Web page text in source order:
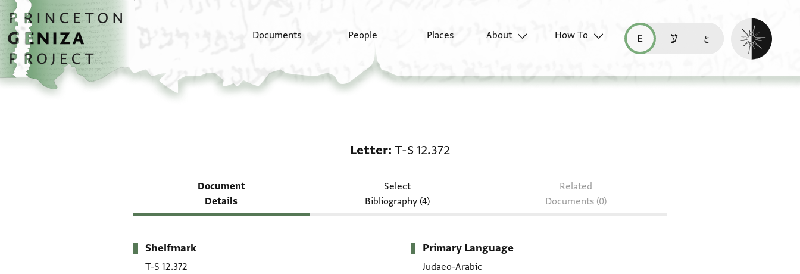
Skip to main content
home
Documents People Places About
How To
read this page in English (en)
קריאת העמוד ב-עברית (he)
Enable dark
Letter T-S 12.372
Document
Details
Select
Bibliography (4)
Related
Documents (0)
Metadata
Shelfmark
T-S 12.372
Primary Language
Judaeo-Arabic